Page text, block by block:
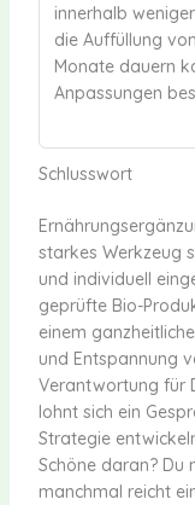
innerhalb
die Auffüllung
Monate dauern
Anpassungen
Schlusswort
starkes Werkzeug
und individuell
geprüfte Bio-
einem
und Entspannung
Verantwortung für
lohnt sich ein
Strategie
Schöne daran? Du
manchmal reicht